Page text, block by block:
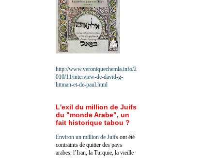
http://www.veroniquechemla.info/2
010/11/interview-de-david-g-
littman-et-de-paul.html
L'exil du million de Juifs
du "monde Arabe", un
fait historique tabou ?
Environ un million de Juifs ont été
contraints de quitter des pays
arabes, l’Iran, la Turquie, la vieille